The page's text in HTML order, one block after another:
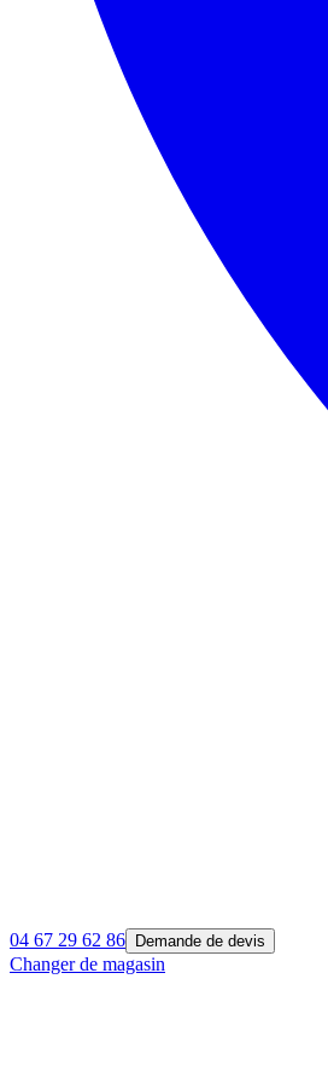
04 67 29 62 86 Demande de devis
Changer de magasin